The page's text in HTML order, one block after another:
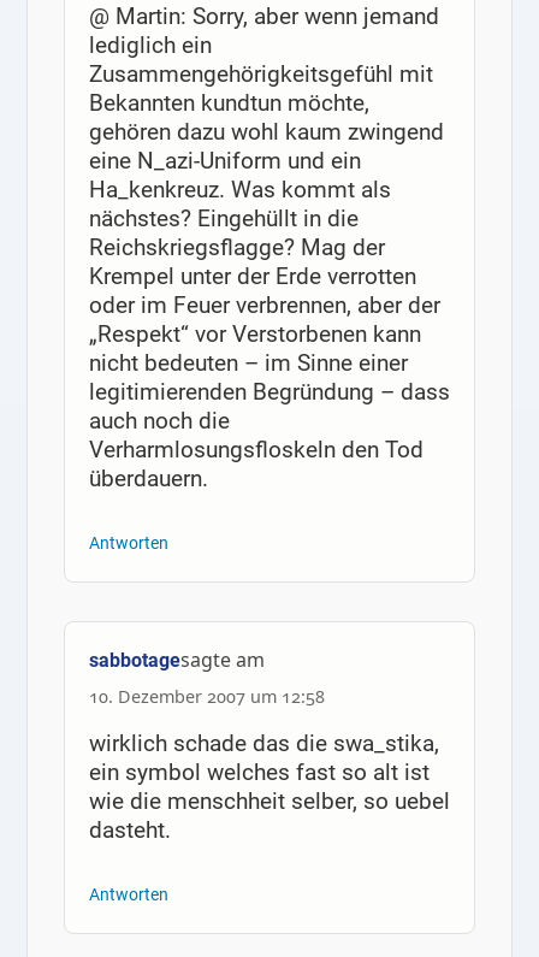
@ Martin: Sorry, aber wenn jemand
lediglich ein
Zusammengehörigkeitsgefühl mit
Bekannten kundtun möchte,
gehören dazu wohl kaum zwingend
eine N_azi-Uniform und ein
Ha_kenkreuz. Was kommt als
nächstes? Eingehüllt in die
Reichskriegsflagge? Mag der
Krempel unter der Erde verrotten
oder im Feuer verbrennen, aber der
„Respekt“ vor Verstorbenen kann
nicht bedeuten – im Sinne einer
legitimierenden Begründung – dass
auch noch die
Verharmlosungsfloskeln den Tod
überdauern.
Antworten
sabbotagesagte am
10. Dezember 2007 um 12:58
wirklich schade das die swa_stika,
ein symbol welches fast so alt ist
wie die menschheit selber, so uebel
dasteht.
Antworten